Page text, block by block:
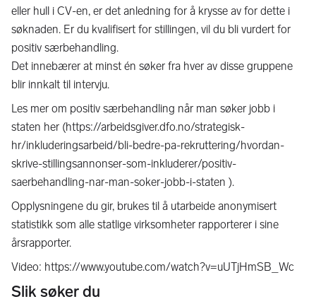
eller hull i CV-en, er det anledning for å krysse av for dette i
søknaden. Er du kvalifisert for stillingen, vil du bli vurdert for
positiv særbehandling.
Det innebærer at minst én søker fra hver av disse gruppene
blir innkalt til intervju.
Les mer om positiv særbehandling når man søker jobb i
staten her (https://arbeidsgiver.dfo.no/strategisk-
hr/inkluderingsarbeid/bli-bedre-pa-rekruttering/hvordan-
skrive-stillingsannonser-som-inkluderer/positiv-
saerbehandling-nar-man-soker-jobb-i-staten ).
Opplysningene du gir, brukes til å utarbeide anonymisert
statistikk som alle statlige virksomheter rapporterer i sine
årsrapporter.
Video: https://www.youtube.com/watch?v=uUTjHmSB_Wc
Slik søker du